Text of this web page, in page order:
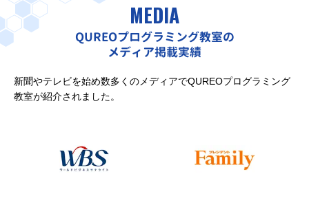
MEDIA
QUREOプログラミング教室の
メディア掲載実績
新聞やテレビを始め数多くのメディアでQUREOプログラミング
教室が紹介されました。